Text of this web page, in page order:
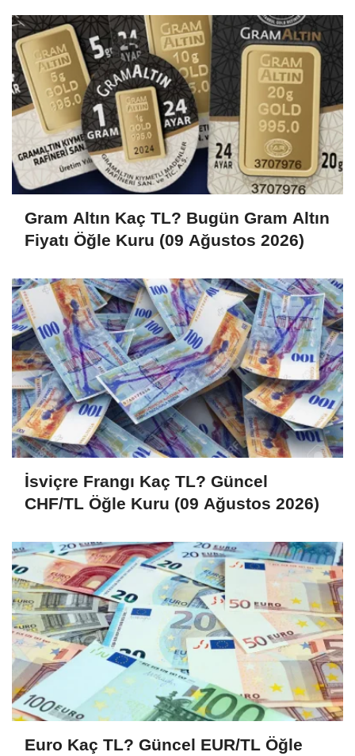
Gram Altın Kaç TL? Bugün Gram Altın
Fiyatı Öğle Kuru (09 Ağustos 2026)
İsviçre Frangı Kaç TL? Güncel
CHF/TL Öğle Kuru (09 Ağustos 2026)
Euro Kaç TL? Güncel EUR/TL Öğle